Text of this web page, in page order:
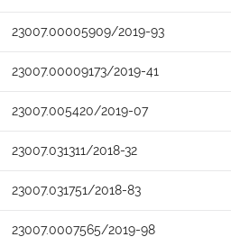
23007.00005909/2019-93
23007.00009173/2019-41
23007.005420/2019-07
23007.031311/2018-32
23007.031751/2018-83
23007.0007565/2019-98